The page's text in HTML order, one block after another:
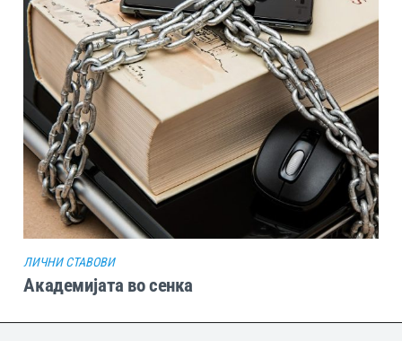
ЛИЧНИ СТАВОВИ
Академијата во сенка